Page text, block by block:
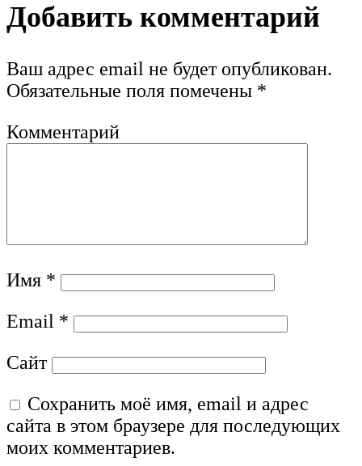
Добавить комментарий
Ваш адрес email не будет опубликован.
Обязательные поля помечены *
Комментарий
Имя *
Email *
Сайт
Сохранить моё имя, email и адрес
сайта в этом браузере для последующих
моих комментариев.